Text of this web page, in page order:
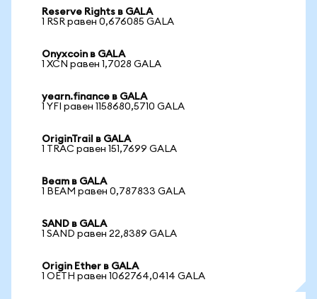
Reserve Rights в GALA
1 RSR равен 0,676085 GALA
Onyxcoin в GALA
1 XCN равен 1,7028 GALA
yearn.finance в GALA
1 YFI равен 1158680,5710 GALA
OriginTrail в GALA
1 TRAC равен 151,7699 GALA
Beam в GALA
1 BEAM равен 0,787833 GALA
SAND в GALA
1 SAND равен 22,8389 GALA
Origin Ether в GALA
1 OETH равен 1062764,0414 GALA